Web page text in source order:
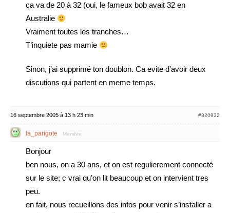
ca va de 20 à 32 (oui, le fameux bob avait 32 en
Australie
Vraiment toutes les tranches…
T’inquiete pas mamie
Sinon, j’ai supprimé ton doublon. Ca evite d’avoir deux
discutions qui partent en meme temps.
16 septembre 2005 à 13 h 23 min #320932
la_parigote Membre
Bonjour
ben nous, on a 30 ans, et on est regulierement connecté
sur le site; c vrai qu’on lit beaucoup et on intervient tres
peu.
en fait, nous recueillons des infos pour venir s’installer a